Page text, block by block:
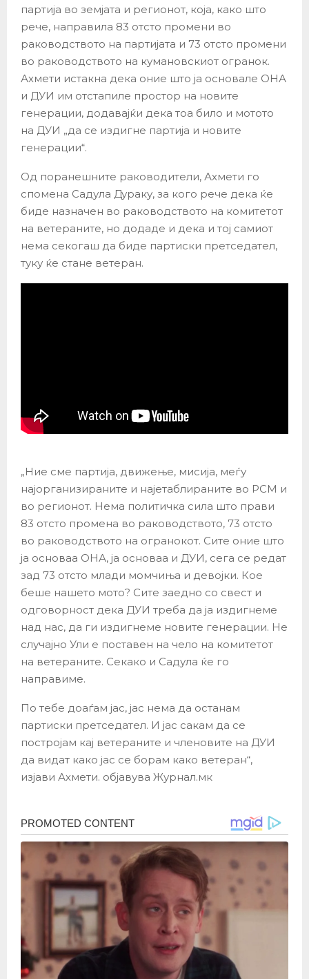
партија во земјата и регионот, која, како што
рече, направила 83 отсто промени во
раководството на партијата и 73 отсто промени
во раководството на кумановскиот огранок.
Ахмети истакна дека оние што ја основале ОНА
и ДУИ им отстапиле простор на новите
генерации, додавајќи дека тоа било и мотото
на ДУИ „да се издигне партија и новите
генерации“.
Од поранешните раководители, Ахмети го
спомена Садула Дураку, за кого рече дека ќе
биде назначен во раководството на комитетот
на ветераните, но додаде и дека и тој самиот
нема секогаш да биде партиски претседател,
туку ќе стане ветеран.
„Ние сме партија, движење, мисија, меѓу
најорганизираните и најетаблираните во РСМ и
во регионот. Нема политичка сила што прави
83 отсто промена во раководството, 73 отсто
во раководството на огранокот. Сите оние што
ја основаа ОНА, ја основаа и ДУИ, сега се редат
зад 73 отсто млади момчиња и девојки. Кое
беше нашето мото? Сите заедно со свест и
одговорност дека ДУИ треба да ја издигнеме
над нас, да ги издигнеме новите генерации. Не
случајно Ули е поставен на чело на комитетот
на ветераните. Секако и Садула ќе го
направиме.
По тебе доаѓам јас, јас нема да останам
партиски претседател. И јас сакам да се
постројам кај ветераните и членовите на ДУИ
да видат како јас се борам како ветеран“,
изјави Ахмети. објавува Журнал.мк